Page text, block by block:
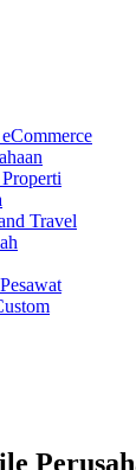
Travel